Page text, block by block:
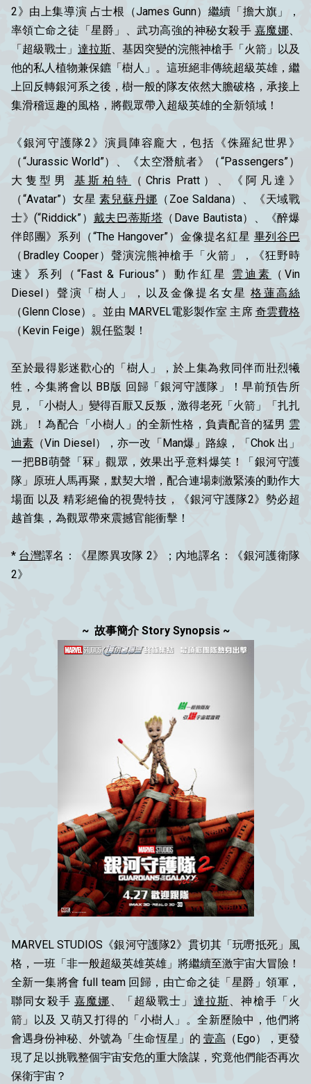
2》由上集導演 占士根（James Gunn）繼續「擔大旗」，
率領亡命之徒「星爵」、武功高強的神秘女殺手 嘉魔娜
「超級戰士」 達拉斯 、基因突變的浣熊神槍手「火箭」以及
他的私人植物兼保鑣「樹人」。這班絕非傳統超級英雄，繼
上回反轉銀河系之後，樹一般的隊友依然大膽破格，承接上
集滑稽逗趣的風格，將觀眾帶入超級英雄的全新領域！
《銀河守護隊2》演員陣容龐大，包括《侏羅紀世界》
（“Jurassic World”）、《太空潛航者》（“Passengers”）
大隻型男 基斯柏特
（Chris Pratt）、《阿凡達》
（“Avatar”）女星素兒蘇丹娜 （Zoe Saldana）、《天域戰
士》(“Riddick”） 戴夫巴蒂斯塔 （Dave Bautista）、《醉爆
伴郎團》系列（“The Hangover”）金像提名紅星 畢列谷巴
（Bradley Cooper）聲演浣熊神槍手「火箭」，《狂野時
速》系列（“Fast & Furious”）動作紅星 雲迪素
（Vin
Diesel）聲演「樹人」，以及金像提名女星格蓮高絲
（Glenn Close）。並由 MARVEL電影製作室 主席 奇雲費格
（Kevin Feige）親任監製！
至於最得影迷歡心的「樹人」，於上集為救同伴而壯烈犧
牲，今集將會以 BB版 回歸「銀河守護隊」！早前預告所
見，「小樹人」變得百厭又反叛，激得老死「火箭」「扎扎
跳」！為配合「小樹人」的全新性格，負責配音的猛男 雲
迪素 （Vin Diesel），亦一改「Man爆」路線，「Chok 出」
一把BB萌聲「冧」觀眾，效果出乎意料爆笑！「銀河守護
隊」原班人馬再聚，默契大增，配合連場刺激緊湊的動作大
場面 以及 精彩絕倫的視覺特技，《銀河守護隊2》勢必超
越首集，為觀眾帶來震撼官能衝擊！
* 台灣譯名：《星際異攻隊 2》；內地譯名：《銀河護衛隊
2》
~ 故事簡介 Story Synopsis ~
MARVEL STUDIOS《銀河守護隊2》貫切其「玩嘢抵死」風
格，一班「非一般超級英雄英雄」將繼續至激宇宙大冒險！
全新一集將會 full team 回歸，由亡命之徒「星爵」領軍，
聯同女殺手 嘉魔娜 、「超級戰士」 達拉斯、神槍手「火
箭」以及 又萌又打得的「小樹人」。全新歷險中，他們將
會遇身份神秘、外號為「生命恆星」的 壹高 （Ego），更發
現了足以挑戰整個宇宙安危的重大陰謀，究竟他們能否再次
保衛宇宙？